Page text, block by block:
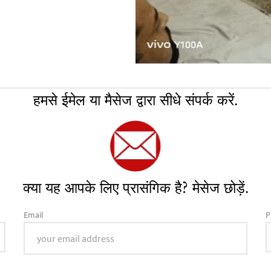
हमसे ईमेल या मैसेज द्वारा सीधे संपर्क करें.
क्या यह आपके लिए प्रासंगिक है? मेसेज छोड़ें.
Email